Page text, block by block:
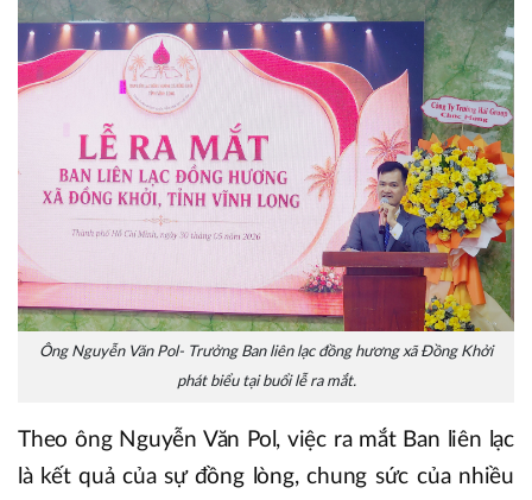
Ông Nguyễn Văn Pol- Trưởng Ban liên lạc đồng hương xã Đồng Khởi
phát biểu tại buổi lễ ra mắt.
Theo ông Nguyễn Văn Pol, việc ra mắt Ban liên lạc
là kết quả của sự đồng lòng, chung sức của nhiều